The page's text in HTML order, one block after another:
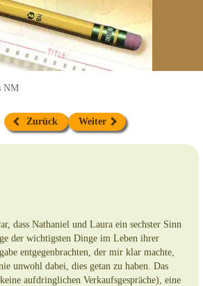
NM
Zurück Weiter
dass Nathaniel und Laura ein sechster Sinn
der wichtigsten Dinge im Leben ihrer
entgegenbrachten, der mir klar machte,
unwohl dabei, dies getan zu haben. Das
aufdringlichen Verkaufsgespräche), eine